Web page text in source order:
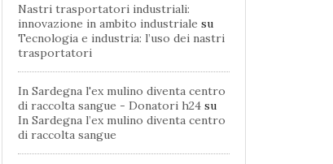
Nastri trasportatori industriali:
innovazione in ambito industriale su
Tecnologia e industria: l’uso dei nastri
trasportatori
In Sardegna l'ex mulino diventa centro
di raccolta sangue - Donatori h24 su
In Sardegna l’ex mulino diventa centro
di raccolta sangue